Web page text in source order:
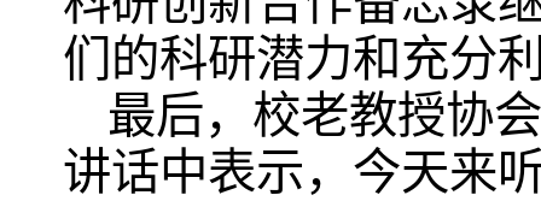
们的科研潜力和充分
最后，校老教授协
讲话中表示，今天来